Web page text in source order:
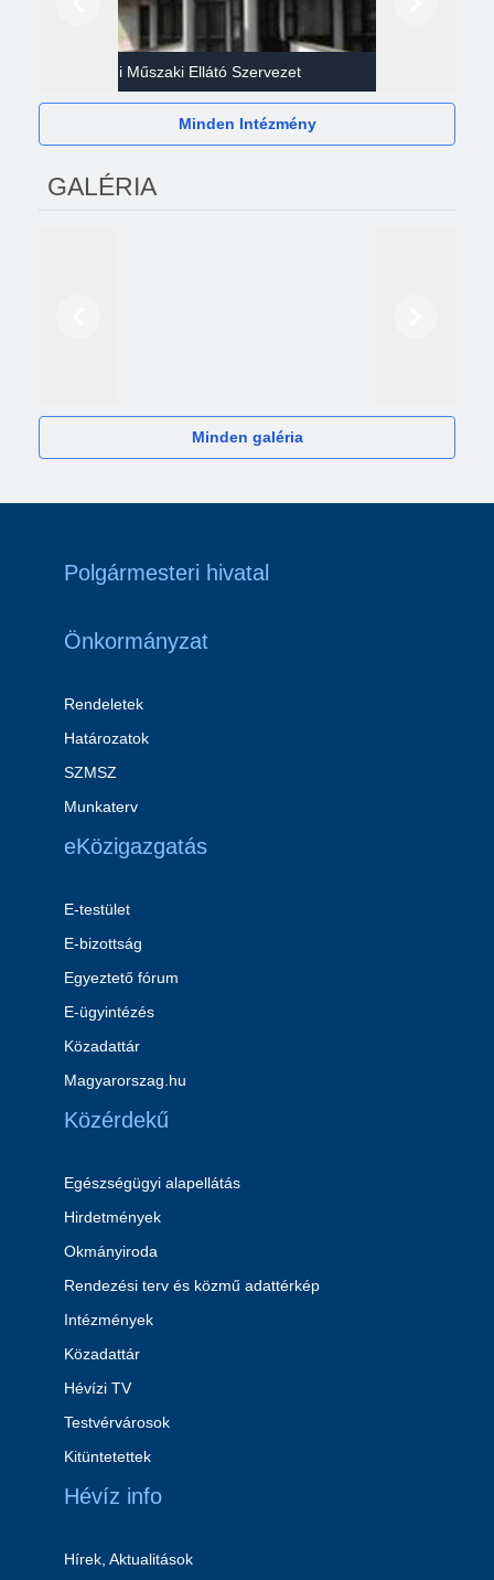
Gazdasági Műszaki Ellátó Szervezet
Minden Intézmény
GALÉRIA
Minden galéria
Polgármesteri hivatal
Önkormányzat
Rendeletek
Határozatok
SZMSZ
Munkaterv
eKözigazgatás
E-testület
E-bizottság
Egyeztető fórum
E-ügyintézés
Közadattár
Magyarorszag.hu
Közérdekű
Egészségügyi alapellátás
Hirdetmények
Okmányiroda
Rendezési terv és közmű adattérkép
Intézmények
Közadattár
Hévízi TV
Testvérvárosok
Kitüntetettek
Hévíz info
Hírek, Aktualitások